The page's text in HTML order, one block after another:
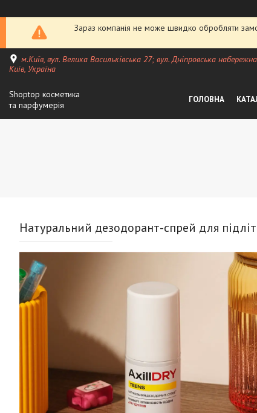
Зараз компанія не може швидко обробляти
м.Київ, вул. Велика Васильківська 27; вул. Дніпровська
Київ, Україна
Shoptop косметика
та парфумерія
ГОЛОВНА
Натуральний дезодорант-спрей для